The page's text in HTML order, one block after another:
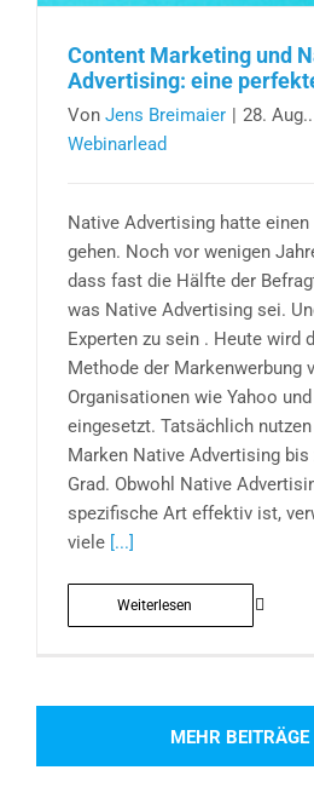
Content Marketing und
Advertising: eine
Von Jens Breimaier 28.
Webinarlead
Native Advertising hatte einen
gehen. Noch vor wenigen
dass fast die Hälfte der
was Native Advertising sei.
Experten zu sein . Heute wird
Methode der Markenwerbung
Organisationen wie Yahoo
eingesetzt. Tatsächlich
Marken Native Advertising
Grad. Obwohl Native
spezifische Art effektiv ist,
viele [...]
Weiterlesen
MEHR BEITRÄGE